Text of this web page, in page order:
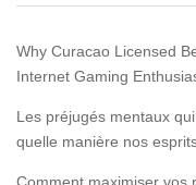
Why Curacao Licensed
Internet Gaming
Les préjugés mentaux
quelle manière nos